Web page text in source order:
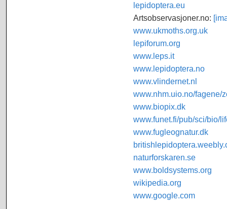
lepidoptera.eu
Artsobservasjoner.no:
www.ukmoths.org.uk
lepiforum.org
www.leps.it
www.lepidoptera.no
www.vlindernet.nl
www.nhm.uio.no/fagene/
www.biopix.dk
www.funet.fi/pub/sci/bio/
www.fugleognatur.dk
naturforskaren.se
www.boldsystems.org
wikipedia.org
www.google.com